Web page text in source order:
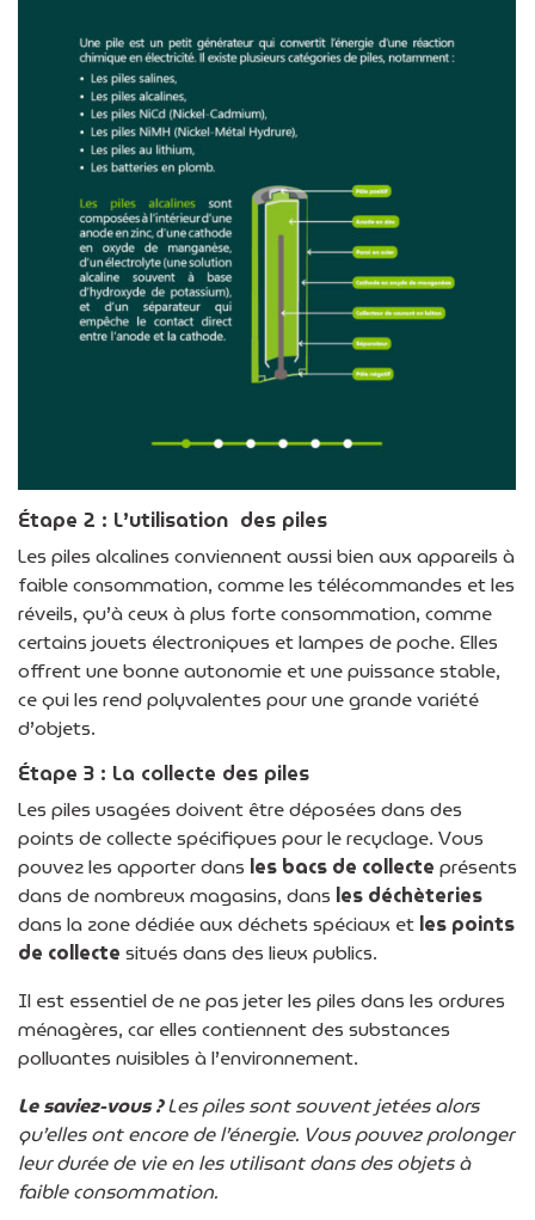
Étape 2 : L’utilisation des piles
Les piles alcalines conviennent aussi bien aux appareils à
faible consommation, comme les télécommandes et les
réveils, qu’à ceux à plus forte consommation, comme
certains jouets électroniques et lampes de poche. Elles
offrent une bonne autonomie et une puissance stable,
ce qui les rend polyvalentes pour une grande variété
d’objets.
Étape 3 : La collecte des piles
Les piles usagées doivent être déposées dans des
points de collecte spécifiques pour le recyclage. Vous
pouvez les apporter dans les bacs de collecte présents
dans de nombreux magasins, dans les déchèteries
dans la zone dédiée aux déchets spéciaux et les points
de collecte situés dans des lieux publics.
Il est essentiel de ne pas jeter les piles dans les ordures
ménagères, car elles contiennent des substances
polluantes nuisibles à l’environnement.
Le saviez-vous ?Les piles sont souvent jetées alors
qu’elles ont encore de l’énergie. Vous pouvez prolonger
leur durée de vie en les utilisant dans des objets à
faible consommation.